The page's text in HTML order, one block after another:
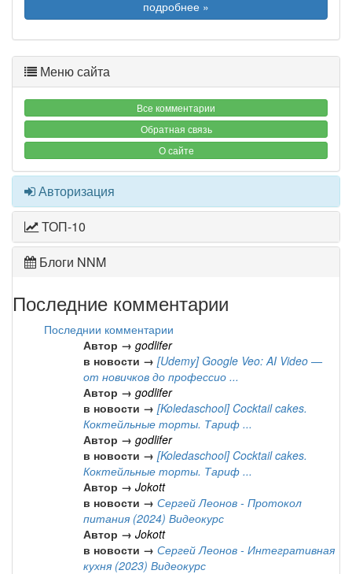
подробнее »
Меню сайта
Все комментарии
Обратная связь
О сайте
Авторизация
ТОП-10
Блоги NNM
Последние комментарии
Последнии комментарии
Автор → godlifer
в новости → [Udemy] Google Veo: AI Video —
от новичков до профессио ...
Автор → godlifer
в новости → [Koledaschool] Cocktail cakes.
Коктейльные торты. Тариф ...
Автор → godlifer
в новости → [Koledaschool] Cocktail cakes.
Коктейльные торты. Тариф ...
Автор → Jokott
в новости → Сергей Леонов - Протокол
питания (2024) Видеокурс
Автор → Jokott
в новости → Сергей Леонов - Интегративная
кухня (2023) Видеокурс